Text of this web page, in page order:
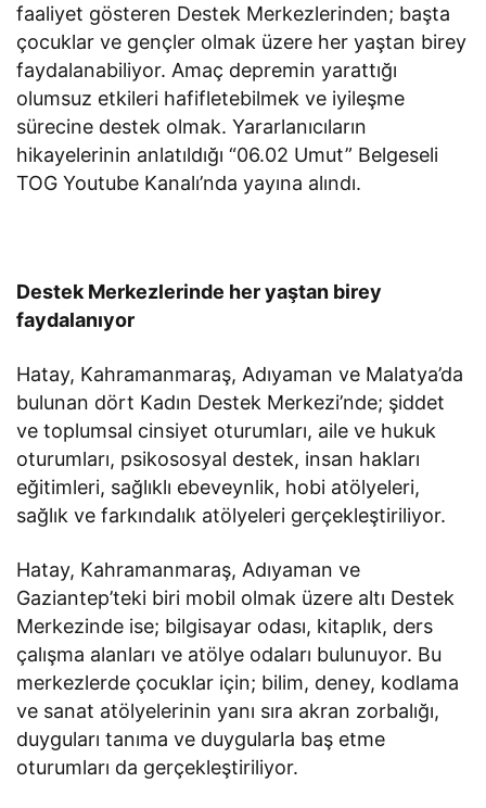
faaliyet gösteren Destek Merkezlerinden; başta
çocuklar ve gençler olmak üzere her yaştan birey
faydalanabiliyor. Amaç depremin yarattığı
olumsuz etkileri hafifletebilmek ve iyileşme
sürecine destek olmak. Yararlanıcıların
hikayelerinin anlatıldığı “06.02 Umut” Belgeseli
TOG Youtube Kanalı’nda yayına alındı.
Destek Merkezlerinde her yaştan birey
faydalanıyor
Hatay, Kahramanmaraş, Adıyaman ve Malatya’da
bulunan dört Kadın Destek Merkezi’nde; şiddet
ve toplumsal cinsiyet oturumları, aile ve hukuk
oturumları, psikososyal destek, insan hakları
eğitimleri, sağlıklı ebeveynlik, hobi atölyeleri,
sağlık ve farkındalık atölyeleri gerçekleştiriliyor.
Hatay, Kahramanmaraş, Adıyaman ve
Gaziantep’teki biri mobil olmak üzere altı Destek
Merkezinde ise; bilgisayar odası, kitaplık, ders
çalışma alanları ve atölye odaları bulunuyor. Bu
merkezlerde çocuklar için; bilim, deney, kodlama
ve sanat atölyelerinin yanı sıra akran zorbalığı,
duyguları tanıma ve duygularla baş etme
oturumları da gerçekleştiriliyor.